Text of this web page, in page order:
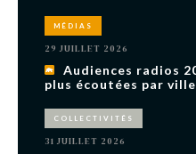
MÉDIAS
29 JUILLET 2026
Audiences radios
plus écoutées par
COLLECTIVITÉS
31 JUILLET 2026